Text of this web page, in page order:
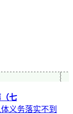
七
义务落实不到